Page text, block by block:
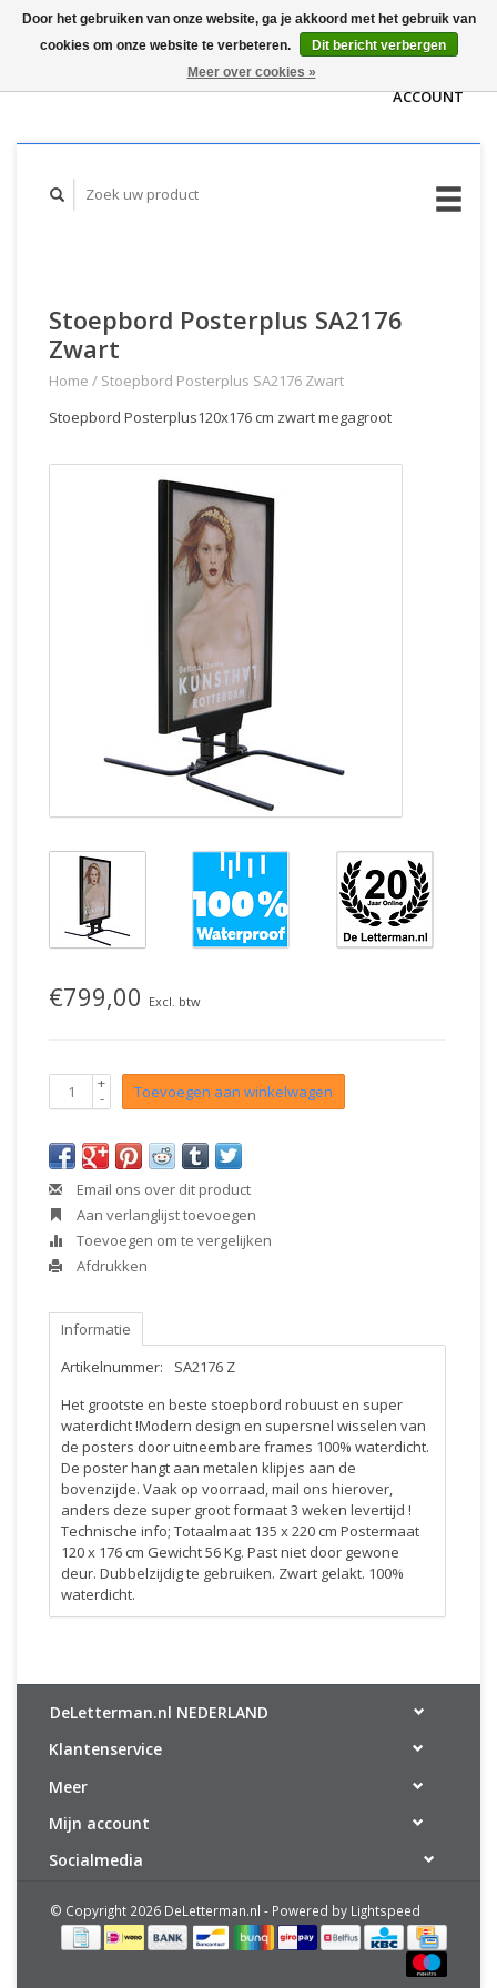
WINKELWAGEN
ACCOUNT
Stoepbord Posterplus SA2176
Zwart
Home / Stoepbord Posterplus SA2176 Zwart
Stoepbord Posterplus120x176 cm zwart megagroot
€799,00 Excl. btw
+
- Toevoegen aan winkelwagen
Email ons over dit product
Aan verlanglijst toevoegen
Toevoegen om te vergelijken
Afdrukken
Informatie
Artikelnummer:
SA2176 Z
Het grootste en beste stoepbord robuust en super
waterdicht !Modern design en supersnel wisselen van
de posters door uitneembare frames 100% waterdicht.
De poster hangt aan metalen klipjes aan de
bovenzijde. Vaak op voorraad, mail ons hierover,
anders deze super groot formaat 3 weken levertijd !
Technische info; Totaalmaat 135 x 220 cm Postermaat
120 x 176 cm Gewicht 56 Kg. Past niet door gewone
deur. Dubbelzijdig te gebruiken. Zwart gelakt. 100%
waterdicht.
DeLetterman.nl NEDERLAND
Klantenservice
Meer
Mijn account
Socialmedia
© Copyright 2026 DeLetterman.nl - Powered by Lightspeed
Door het gebruiken van onze website, ga je akkoord met het gebruik van
cookies om onze website te verbeteren.
Dit bericht verbergen
Meer over cookies »